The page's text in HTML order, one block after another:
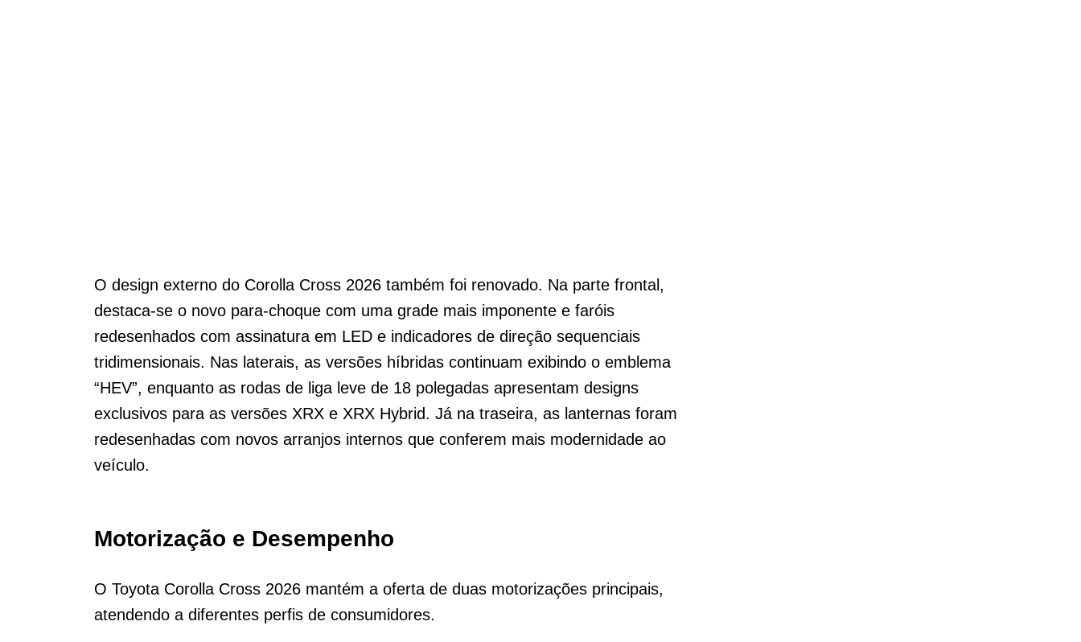
O design externo do Corolla Cross 2026 também foi renovado. Na parte frontal,
destaca-se o novo para-choque com uma grade mais imponente e faróis
redesenhados com assinatura em LED e indicadores de direção sequenciais
tridimensionais. Nas laterais, as versões híbridas continuam exibindo o emblema
“HEV”, enquanto as rodas de liga leve de 18 polegadas apresentam designs
exclusivos para as versões XRX e XRX Hybrid. Já na traseira, as lanternas foram
redesenhadas com novos arranjos internos que conferem mais modernidade ao
veículo.
Motorização e Desempenho
O Toyota Corolla Cross 2026 mantém a oferta de duas motorizações principais,
atendendo a diferentes perfis de consumidores.